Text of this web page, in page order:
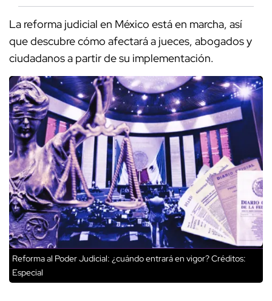
La reforma judicial en México está en marcha, así
que descubre cómo afectará a jueces, abogados y
ciudadanos a partir de su implementación.
Reforma al Poder Judicial: ¿cuándo entrará en vigor?Créditos:
Especial